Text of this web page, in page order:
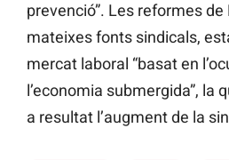
prevenció”. Les reformes de
mateixes fonts sindicals,
mercat laboral “basat en
l’economia submergida”, la
a resultat l’augment de la